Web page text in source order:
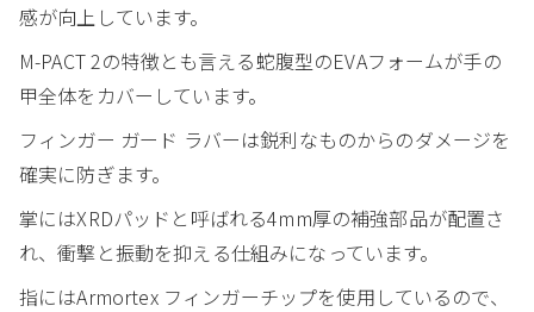
感が向上しています。
M-PACT 2の特徴とも言える蛇腹型のEVAフォームが手の
甲全体をカバーしています。
フィンガー ガード ラバーは鋭利なものからのダメージを
確実に防ぎます。
掌にはXRDパッドと呼ばれる4mm厚の補強部品が配置さ
れ、衝撃と振動を抑える仕組みになっています。
指にはArmortex フィンガーチップを使用しているので、